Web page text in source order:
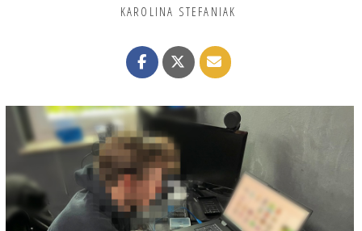
KAROLINA STEFANIAK